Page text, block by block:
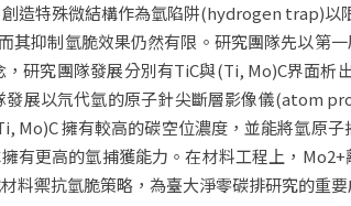
造特殊微結構作為氫陷阱(hydrogen trap)以
其抑制氫脆效果仍然有限。研究團隊先以第
研究團隊發展分別有TiC與(Ti, Mo)C界面析
展以氘代氫的原子針尖斷層影像儀(atom
Mo)C 擁有較高的碳空位濃度，並能將氫原
有更高的氫捕獲能力。在材料工程上，
料禦抗氫脆策略，為臺大淨零碳排研究的重要